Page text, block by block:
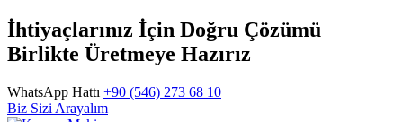
İhtiyaçlarınız İçin Doğru Çözümü
Birlikte Üretmeye Hazırız
WhatsApp Hattı +90 (546) 273 68 10
Biz Sizi Arayalım